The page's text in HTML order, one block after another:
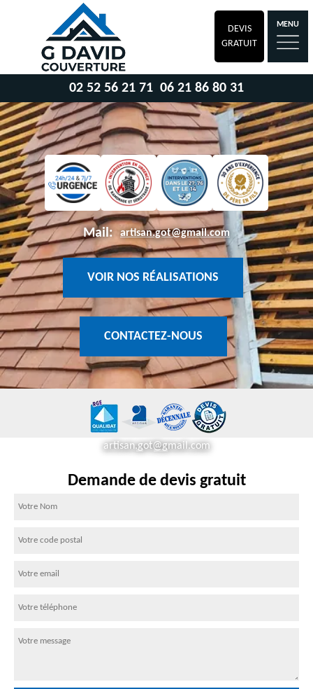
DEVIS
GRATUIT
MENU
02 52 56 21 71 06 21 86 80 31
Mail: artisan.got@gmail.com
VOIR NOS RÉALISATIONS
CONTACTEZ-NOUS
artisan.got@gmail.com
Demande de devis gratuit